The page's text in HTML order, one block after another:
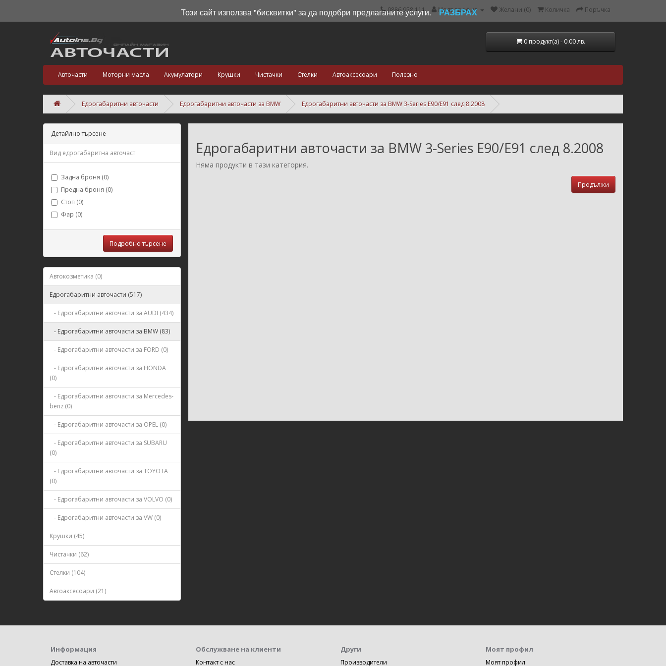
0886 958 111 Моят профил Желани (0) Количка Поръчка
0 продукт(а) - 0.00 лв.
Авточасти Моторни масла Акумулатори Крушки Чистачки Стелки Автоаксесоари Полезно
Едрогабаритни авточасти Едрогабаритни авточасти за BMW Едрогабаритни авточасти за BMW 3-Series E90/E91 след 8.2008
Детайлно търсене
Вид едрогабаритнa авточаст
Задна броня (0)
Предна броня (0)
Стоп (0)
Фар (0)
Подробно търсене
Автокозметика (0)
Едрогабаритни авточасти (517)
- Едрогабаритни авточасти за AUDI (434)
- Едрогабаритни авточасти за BMW (83)
- Едрогабаритни авточасти за FORD (0)
- Едрогабаритни авточасти за HONDA
(0)
- Едрогабаритни авточасти за Mercedes-
benz (0)
- Едрогабаритни авточасти за OPEL (0)
- Едрогабаритни авточасти за SUBARU
(0)
- Едрогабаритни авточасти за TOYOTA
(0)
- Едрогабаритни авточасти за VOLVO (0)
- Едрогабаритни авточасти за VW (0)
Крушки (45)
Чистачки (62)
Стелки (104)
Автоаксесоари (21)
Едрогабаритни авточасти за BMW 3-Series E90/E91 след 8.2008
Няма продукти в тази категория.
Продължи
Информация
Доставка на авточасти
Обслужване на клиенти
Контакт с нас
Други
Производители
Моят профил
Моят профил
Този сайт използва "бисквитки" за да подобри предлаганите услуги. РАЗБРАХ